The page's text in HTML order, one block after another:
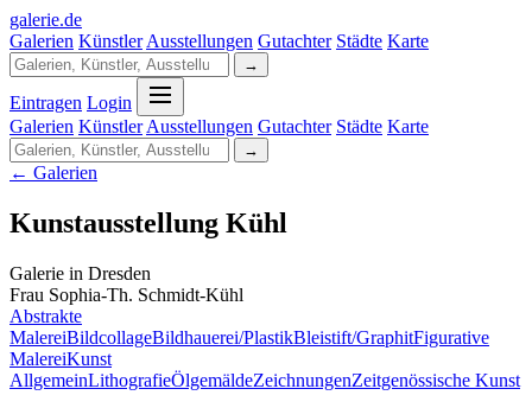
galerie.de
Galerien Künstler Ausstellungen Gutachter Städte Karte
→
Eintragen Login
Galerien Künstler Ausstellungen Gutachter Städte Karte
→
← Galerien
Kunstausstellung Kühl
Galerie in Dresden
Frau Sophia-Th. Schmidt-Kühl
Abstrakte
MalereiBildcollageBildhauerei/PlastikBleistift/GraphitFigurative
MalereiKunst
AllgemeinLithografieÖlgemäldeZeichnungenZeitgenössische Kunst